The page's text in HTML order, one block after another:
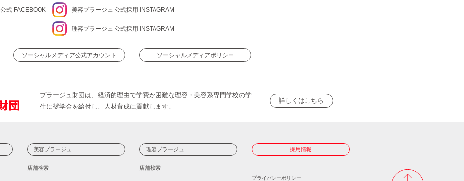
公式 FACEBOOK 美容プラージュ 公式採用 INSTAGRAM
理容プラージュ 公式採用 INSTAGRAM
ソーシャルメディア公式アカウント ソーシャルメディアポリシー
プラージュ財団は、経済的理由で学費が困難な理容・美容系専門学校の学
生に奨学金を給付し、人材育成に貢献します。
詳しくはこちら
美容プラージュ
店舗検索
理容プラージュ
店舗検索
採用情報
プライバシーポリシー